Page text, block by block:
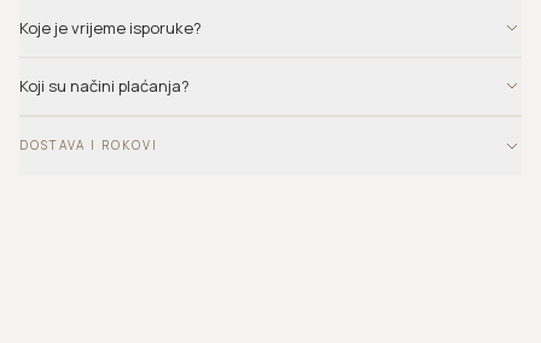
Koje je vrijeme isporuke?
Koji su načini plaćanja?
DOSTAVA I ROKOVI